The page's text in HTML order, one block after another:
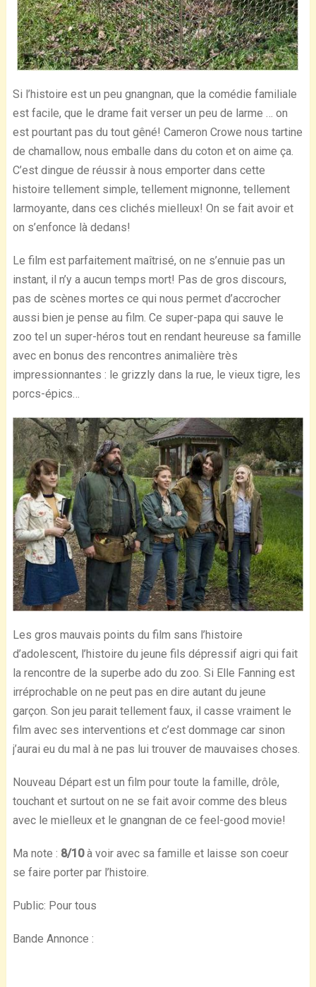
Si l’histoire est un peu gnangnan, que la comédie familiale
est facile, que le drame fait verser un peu de larme … on
est pourtant pas du tout gêné! Cameron Crowe nous tartine
de chamallow, nous emballe dans du coton et on aime ça.
C’est dingue de réussir à nous emporter dans cette
histoire tellement simple, tellement mignonne, tellement
larmoyante, dans ces clichés mielleux! On se fait avoir et
on s’enfonce là dedans!
Le film est parfaitement maîtrisé, on ne s’ennuie pas un
instant, il n’y a aucun temps mort! Pas de gros discours,
pas de scènes mortes ce qui nous permet d’accrocher
aussi bien je pense au film. Ce super-papa qui sauve le
zoo tel un super-héros tout en rendant heureuse sa famille
avec en bonus des rencontres animalière très
impressionnantes : le grizzly dans la rue, le vieux tigre, les
porcs-épics…
Les gros mauvais points du film sans l’histoire
d’adolescent, l’histoire du jeune fils dépressif aigri qui fait
la rencontre de la superbe ado du zoo. Si Elle Fanning est
irréprochable on ne peut pas en dire autant du jeune
garçon. Son jeu parait tellement faux, il casse vraiment le
film avec ses interventions et c’est dommage car sinon
j’aurai eu du mal à ne pas lui trouver de mauvaises choses.
Nouveau Départ est un film pour toute la famille, drôle,
touchant et surtout on ne se fait avoir comme des bleus
avec le mielleux et le gnangnan de ce feel-good movie!
Ma note : 8/10à voir avec sa famille et laisse son coeur
se faire porter par l’histoire.
Public: Pour tous
Bande Annonce :